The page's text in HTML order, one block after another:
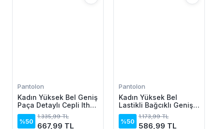
Pantolon
Kadın Yüksek Bel Geniş
Paça Detaylı Cepli Ithal
Krep
Pantolon(kemersiz)
%50
1.335,99 TL
667,99 TL
Pantolon
Kadın Yüksek Bel
Lastikli Bağcıklı Geniş
Kesim Iki Iplik Pantolon
%50
1.173,99 TL
586,99 TL